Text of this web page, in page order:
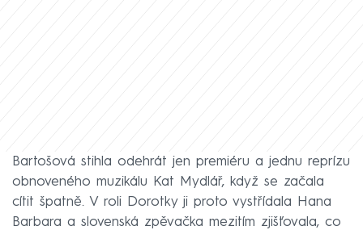
Bartošová stihla odehrát jen premiéru a jednu reprízu
obnoveného muzikálu Kat Mydlář, když se začala
cítit špatně. V roli Dorotky ji proto vystřídala Hana
Barbara a slovenská zpěvačka mezitím zjišťovala, co